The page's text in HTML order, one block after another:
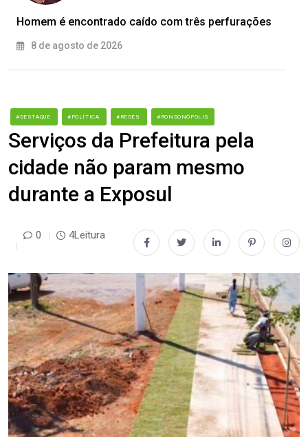
Homem é encontrado caído com três perfurações
8 de agosto de 2026
#DESTAQUE #POLÍTICA #REDES #RONDONÓPOLIS
Serviços da Prefeitura pela
cidade não param mesmo
durante a Exposul
0 4Leitura